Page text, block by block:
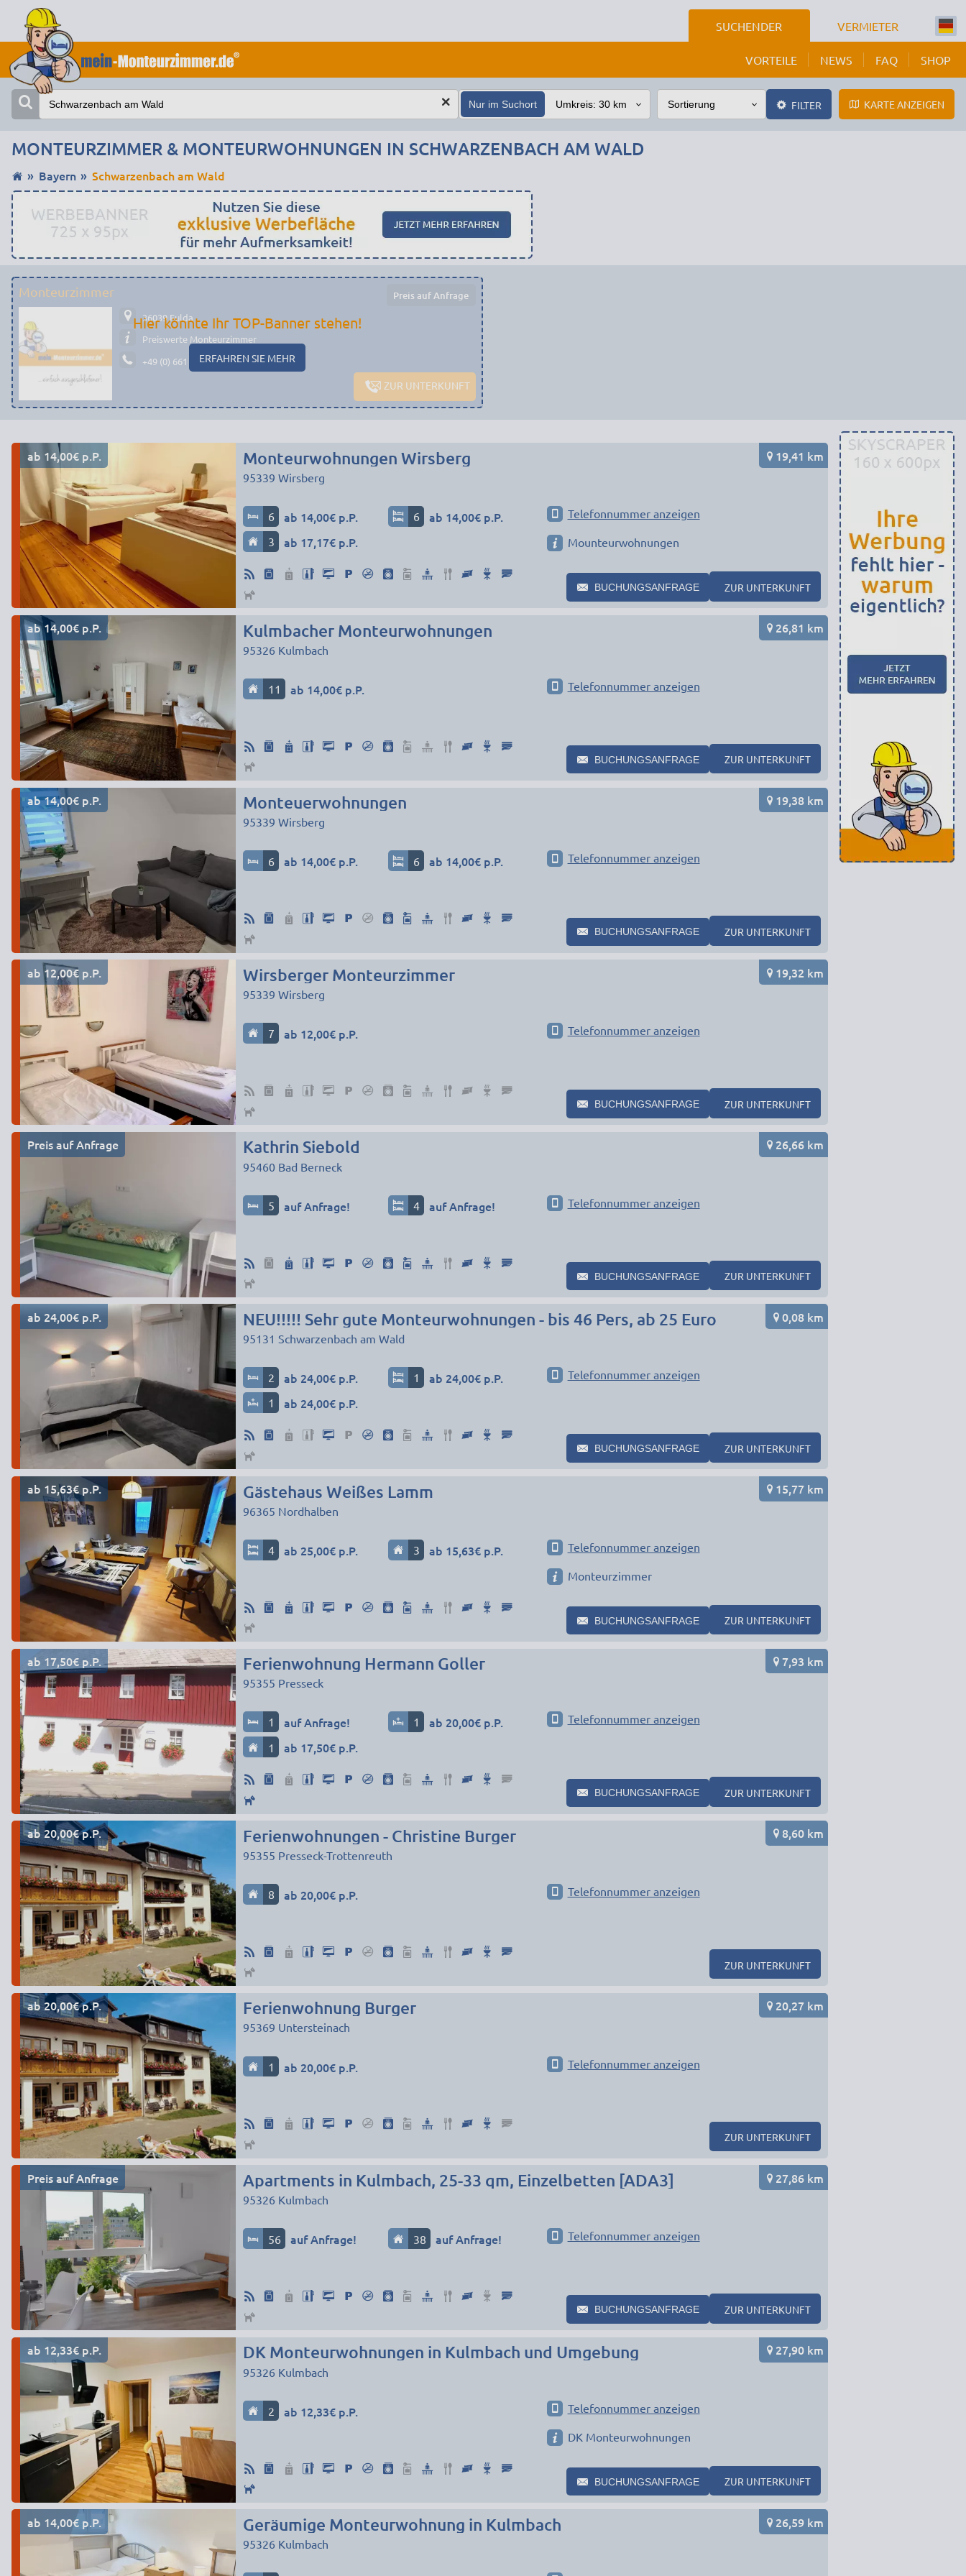
SUCHENDER VERMIETER
VORTEILE NEWS FAQ SHOP
Nur im Suchort FILTER KARTE ANZEIGEN
MONTEURZIMMER & MONTEURWOHNUNGEN IN SCHWARZENBACH AM WALD
Bayern Schwarzenbach am Wald
Monteurzimmer Preis auf Anfrage
36039 Fulda
Preiswerte Monteurzimmer
+49 (0) 661 - 29 19 14 19
ZUR UNTERKUNFT
Hier könnte Ihr TOP-Banner stehen!
ERFAHREN SIE MEHR
ab 14,00€ p.P. Monteurwohnungen Wirsberg
95339 Wirsberg
19,41 km
6 ab 14,00€ p.P. 6 ab 14,00€ p.P.
3 ab 17,17€ p.P.
Telefonnummer anzeigen
Mounteurwohnungen
BUCHUNGSANFRAGE ZUR UNTERKUNFT
ab 14,00€ p.P. Kulmbacher Monteurwohnungen
95326 Kulmbach
26,81 km
11 ab 14,00€ p.P. Telefonnummer anzeigen
BUCHUNGSANFRAGE ZUR UNTERKUNFT
ab 14,00€ p.P. Monteuerwohnungen
95339 Wirsberg
19,38 km
6 ab 14,00€ p.P. 6 ab 14,00€ p.P. Telefonnummer anzeigen
BUCHUNGSANFRAGE ZUR UNTERKUNFT
ab 12,00€ p.P. Wirsberger Monteurzimmer
95339 Wirsberg
19,32 km
7 ab 12,00€ p.P. Telefonnummer anzeigen
BUCHUNGSANFRAGE ZUR UNTERKUNFT
Preis auf Anfrage Kathrin Siebold
95460 Bad Berneck
26,66 km
5 auf Anfrage! 4 auf Anfrage! Telefonnummer anzeigen
BUCHUNGSANFRAGE ZUR UNTERKUNFT
ab 24,00€ p.P. NEU!!!!! Sehr gute Monteurwohnungen - bis 46 Pers, ab 25 Euro
95131 Schwarzenbach am Wald
0,08 km
2 ab 24,00€ p.P. 1 ab 24,00€ p.P.
1 ab 24,00€ p.P.
Telefonnummer anzeigen
BUCHUNGSANFRAGE ZUR UNTERKUNFT
ab 15,63€ p.P. Gästehaus Weißes Lamm
96365 Nordhalben
15,77 km
4 ab 25,00€ p.P. 3 ab 15,63€ p.P. Telefonnummer anzeigen
Monteurzimmer
BUCHUNGSANFRAGE ZUR UNTERKUNFT
ab 17,50€ p.P. Ferienwohnung Hermann Goller
95355 Presseck
7,93 km
1 auf Anfrage! 1 ab 20,00€ p.P.
1 ab 17,50€ p.P.
Telefonnummer anzeigen
BUCHUNGSANFRAGE ZUR UNTERKUNFT
ab 20,00€ p.P. Ferienwohnungen - Christine Burger
95355 Presseck-Trottenreuth
8,60 km
8 ab 20,00€ p.P. Telefonnummer anzeigen
ZUR UNTERKUNFT
ab 20,00€ p.P. Ferienwohnung Burger
95369 Untersteinach
20,27 km
1 ab 20,00€ p.P. Telefonnummer anzeigen
ZUR UNTERKUNFT
Preis auf Anfrage Apartments in Kulmbach, 25-33 qm, Einzelbetten [ADA3]
95326 Kulmbach
27,86 km
56 auf Anfrage! 38 auf Anfrage! Telefonnummer anzeigen
BUCHUNGSANFRAGE ZUR UNTERKUNFT
ab 12,33€ p.P. DK Monteurwohnungen in Kulmbach und Umgebung
95326 Kulmbach
27,90 km
2 ab 12,33€ p.P. Telefonnummer anzeigen
DK Monteurwohnungen
BUCHUNGSANFRAGE ZUR UNTERKUNFT
ab 14,00€ p.P. Geräumige Monteurwohnung in Kulmbach
95326 Kulmbach
26,59 km